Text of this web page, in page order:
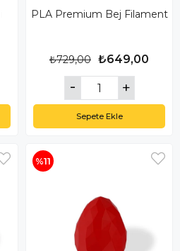
PLA Premium Bej Filament
₺649,00
₺729,00
Sepete Ekle
%11